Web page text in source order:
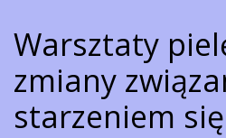
Warsztaty
zmiany
starzeniem